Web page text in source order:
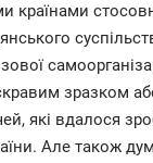
країнами
зразком
які вдалося
Але також